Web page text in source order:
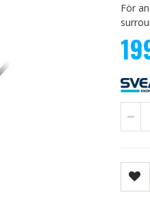
För
bildgalleriet